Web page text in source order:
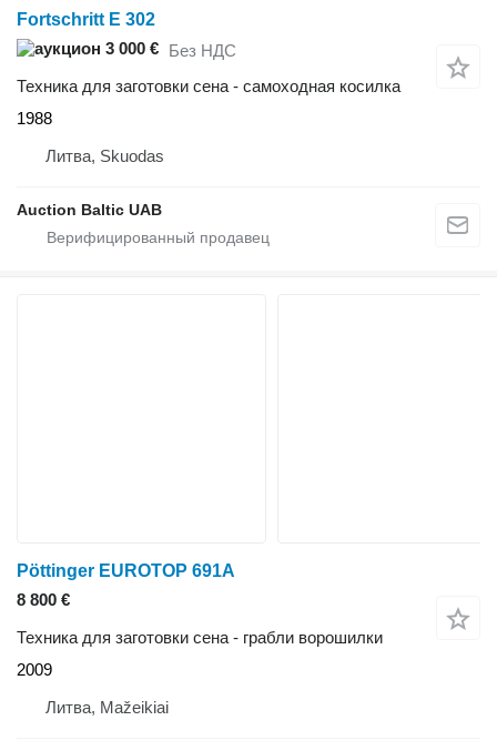
Fortschritt E 302
3 000 € Без НДС
Техника для заготовки сена - самоходная косилка
1988
Литва, Skuodas
Auction Baltic UAB
Pöttinger EUROTOP 691A
8 800 €
Техника для заготовки сена - грабли ворошилки
2009
Литва, Mažeikiai